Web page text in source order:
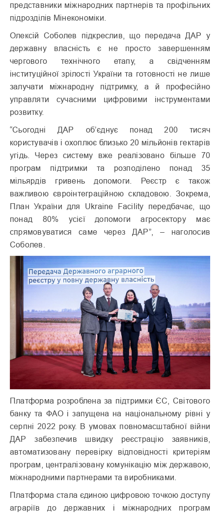
представники міжнародних партнерів та профільних
підрозділів Мінекономіки.
Олексій Соболев підкреслив, що передача ДАР у
державну власність є не просто завершенням
чергового технічного етапу, а свідченням
інституційної зрілості України та готовності не лише
залучати міжнародну підтримку, а й професійно
управляти сучасними цифровими інструментами
розвитку.
“Сьогодні ДАР об’єднує понад 200 тисяч
користувачів і охоплює близько 20 мільйонів гектарів
угідь. Через систему вже реалізовано більше 70
програм підтримки та розподілено понад 35
мільярдів гривень допомоги. Реєстр є також
важливою євроінтеграційною складовою. Зокрема,
План України для Ukraine Facility передбачає, що
понад 80% усієї допомоги агросектору має
спрямовуватися саме через ДАР”, – наголосив
Соболев.
Платформа розроблена за підтримки ЄС, Світового
банку та ФАО і запущена на національному рівні у
серпні 2022 року. В умовах повномасштабної війни
ДАР забезпечив швидку реєстрацію заявників,
автоматизовану перевірку відповідності критеріям
програм, централізовану комунікацію між державою,
міжнародними партнерами та виробниками.
Платформа стала єдиною цифровою точкою доступу
аграріїв до державних і міжнародних програм